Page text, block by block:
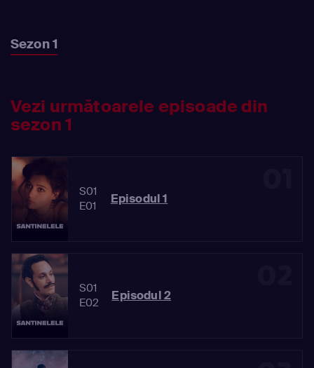
Sezon 1
Vezi următoarele episoade din
sezon 1
S01
E01
Episodul 1
S01
E02
Episodul 2